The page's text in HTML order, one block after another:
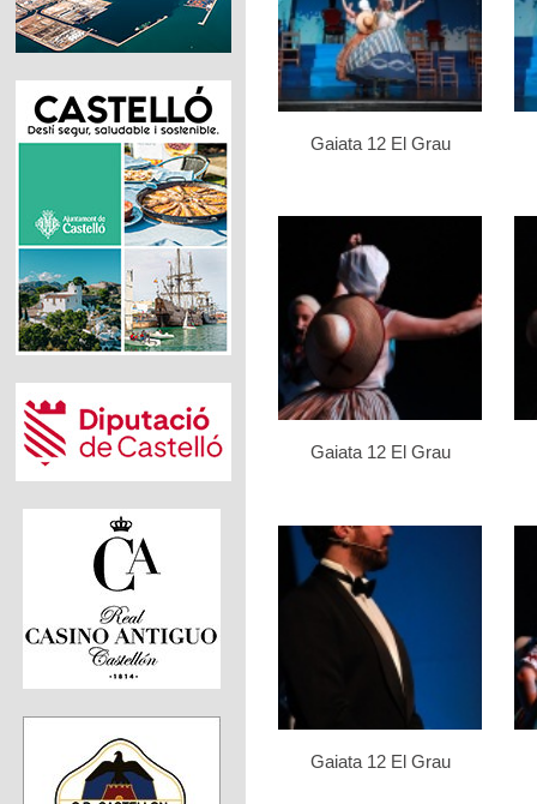
Gaiata 12 El Grau
Gaiata 12 El Grau
Gaiata 12 El Grau